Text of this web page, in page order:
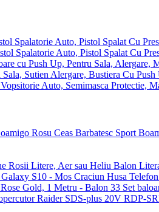
Ceas Barbatesc Sport
Balon
Husa
Set